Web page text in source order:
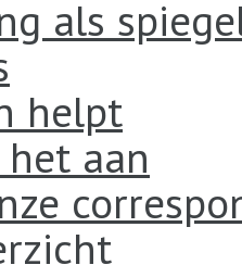
als
helpt
aan